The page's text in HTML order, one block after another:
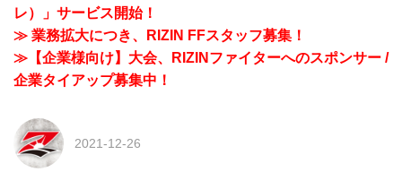
レ）」サービス開始！
≫ 業務拡大につき、RIZIN FFスタッフ募集！
≫【企業様向け】大会、RIZINファイターへのスポンサー /
企業タイアップ募集中！
2021-12-26